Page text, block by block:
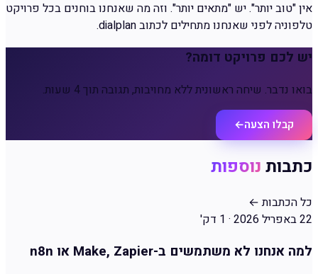
אין "טוב יותר". יש "מתאים יותר". וזה מה שאנחנו בוחנים בכל פרויקט
טלפוניה לפני שאנחנו מתחילים לכתוב dialplan.
יש לכם פרויקט דומה?
בואו נדבר. שיחה ראשונית ללא מחויבות, תגובה תוך 4 שעות.
קבלו הצעה←
כתבות נוספות
כל הכתבות ←
22 באפריל 2026
· 1 דק'
למה אנחנו לא משתמשים ב-Make, Zapier או n8n